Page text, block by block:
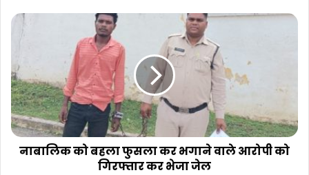
मीडिया
प्रभारी
नाबालिक
फुसला
कर
भगाने
वाले
आरोपी
को
गिरफ्तार
नाबालिक को बहला फुसला कर भगाने वाले आरोपी को
गिरफ्तार कर भेजा जेल